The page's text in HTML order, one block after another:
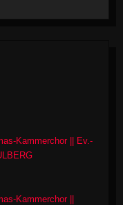
Kammerchor || Ev.-
Kammerchor ||